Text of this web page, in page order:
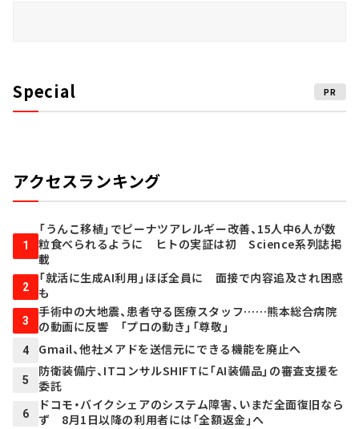
Special PR
アクセスランキング
1
「うんこ移植」でピーナツアレルギー改善、15人中6人が数
粒食べられるように ヒトの実証は初 Science系列誌掲
載
2
「就活に生成AI利用」ほぼ全員に 面接で内容追及され困惑
も
3
手術中の大地震、患者守る医療スタッフ……熊本総合病院
の動画に反響 「プロの動き」「尊敬」
4 Gmail、他社メアドを送信元にできる機能を廃止へ
5
防衛装備庁、ITコンサルSHIFTに「AI装備品」の審査支援を
委託
6
ドコモ・バイクシェアのシステム障害、いまだ全面復旧なら
ず 8月1日以降の利用者には「全額返金」へ